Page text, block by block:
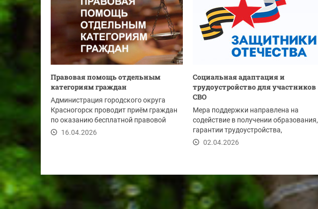
Правовая помощь отдельным
категориям граждан
Администрация городского округа
Красногорск проводит приём граждан
по оказанию бесплатной правовой
помощи 24 апреля...
16.04.2026
Социальная адаптация и
трудоустройство для участников
СВО
Мера поддержки направлена на
содействие в получении образования,
гарантии трудоустройства,
социального обслуживания,...
02.04.2026